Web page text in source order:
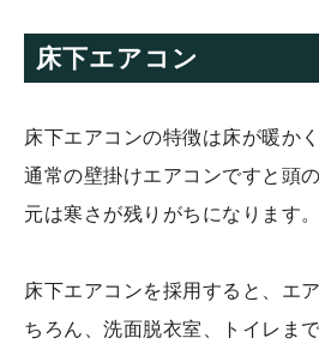
床下エアコン
床下エアコンの特徴は床が暖か
通常の壁掛けエアコンですと頭
元は寒さが残りがちになります。
床下エアコンを採用すると、エ
ちろん、洗面脱衣室、トイレま